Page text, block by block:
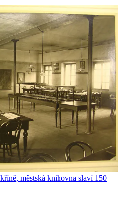
městská knihovna slaví 150